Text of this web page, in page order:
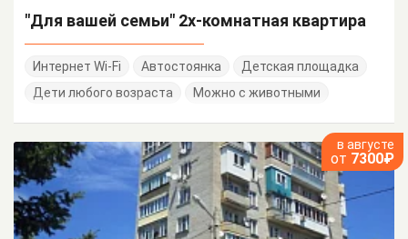
"Для вашей семьи" 2х-комнатная квартира
Интернет Wi-Fi Автостоянка
Детская площадка
Дети любого возраста
Можно с животными
в августе
от 7300₽